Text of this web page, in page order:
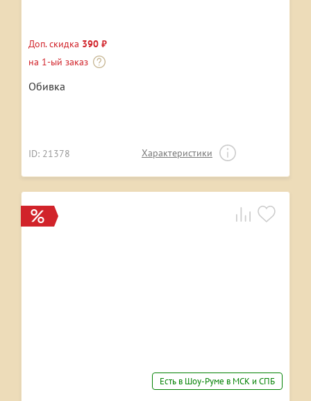
Доп. скидка 390 ₽
на 1-ый заказ
Обивка
ID: 21378 Характеристики
Есть в Шоу-Руме в МСК и СПБ